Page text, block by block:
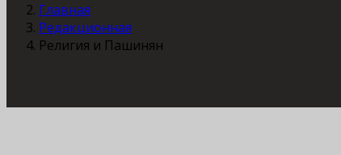
Главная
Редакционная
Религия и Пашинян